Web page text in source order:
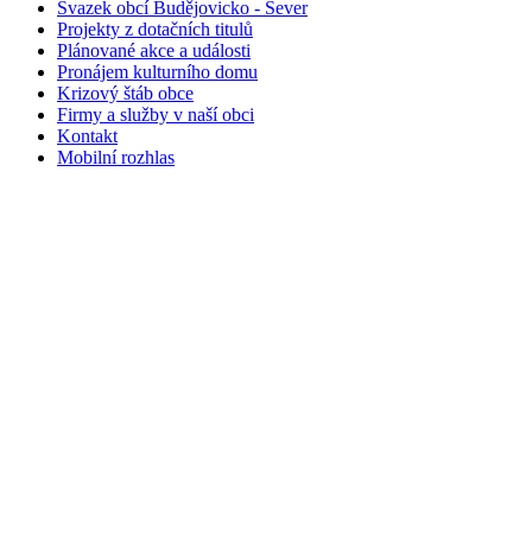
Svazek obcí Budějovicko - Sever
Projekty z dotačních titulů
Plánované akce a události
Pronájem kulturního domu
Krizový štáb obce
Firmy a služby v naší obci
Kontakt
Mobilní rozhlas